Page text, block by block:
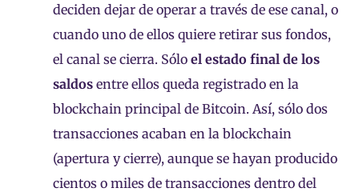
deciden dejar de operar a través de ese canal, o
cuando uno de ellos quiere retirar sus fondos,
el canal se cierra. Sólo el estado final de los
saldos entre ellos queda registrado en la
blockchain principal de Bitcoin. Así, sólo dos
transacciones acaban en la blockchain
(apertura y cierre), aunque se hayan producido
cientos o miles de transacciones dentro del